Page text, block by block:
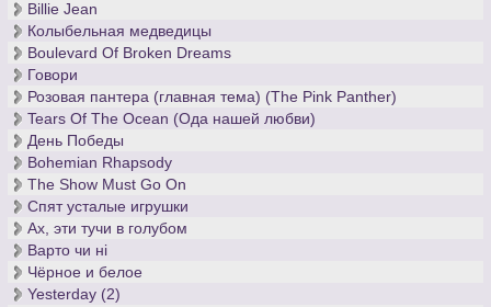
которых ушла вся его жизнь, судить только Вам. Вы можете
скачать бесплатно нотыименно у нас и насладиться
классической музыкой по – настоящему прекрасной и
вечной.
Billie Jean
Колыбельная медведицы
Boulevard Of Broken Dreams
Говори
Розовая пантера (главная тема) (The Pink Panther)
Tears Of The Ocean (Ода нашей любви)
День Победы
Bohemian Rhapsody
The Show Must Go On
Спят усталые игрушки
Ах, эти тучи в голубом
Варто чи нi
Чёрное и белое
Yesterday (2)